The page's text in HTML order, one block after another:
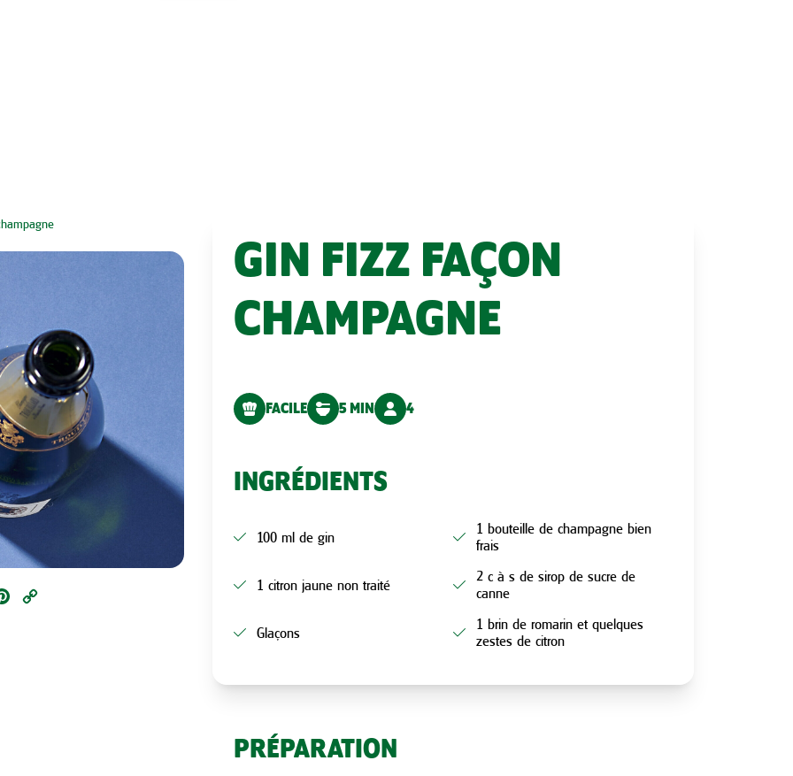
Pinterest
GIN FIZZ FAÇON
CHAMPAGNE
FACILE 5 MIN 4
INGRÉDIENTS
100 ml de gin
1 bouteille de champagne bien
frais
1 citron jaune non traité
2 c à s de sirop de sucre de
canne
Glaçons
1 brin de romarin et quelques
zestes de citron
PRÉPARATION